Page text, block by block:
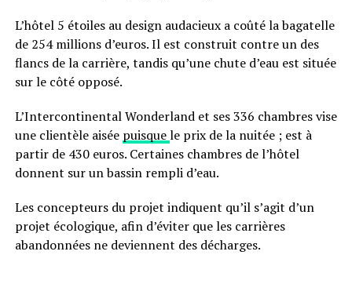
L’hôtel 5 étoiles au design audacieux a coûté la bagatelle
de 254 millions d’euros. Il est construit contre un des
flancs de la carrière, tandis qu’une chute d’eau est située
sur le côté opposé.
L’Intercontinental Wonderland et ses 336 chambres vise
une clientèle aisée puisquele prix de la nuitée ; est à
partir de 430 euros. Certaines chambres de l’hôtel
donnent sur un bassin rempli d’eau.
Les concepteurs du projet indiquent qu’il s’agit d’un
projet écologique, afin d’éviter que les carrières
abandonnées ne deviennent des décharges.